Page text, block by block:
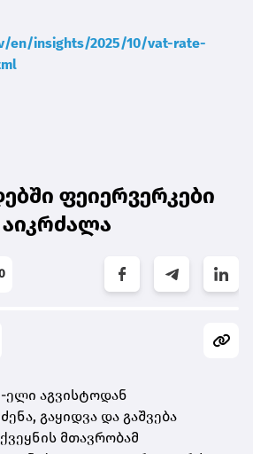
en/insights/2025/10/vat-rate-
ფეიერვერკები
ელი აგვისტოდან
გაყიდვა და გაშვება
მთავრობამ